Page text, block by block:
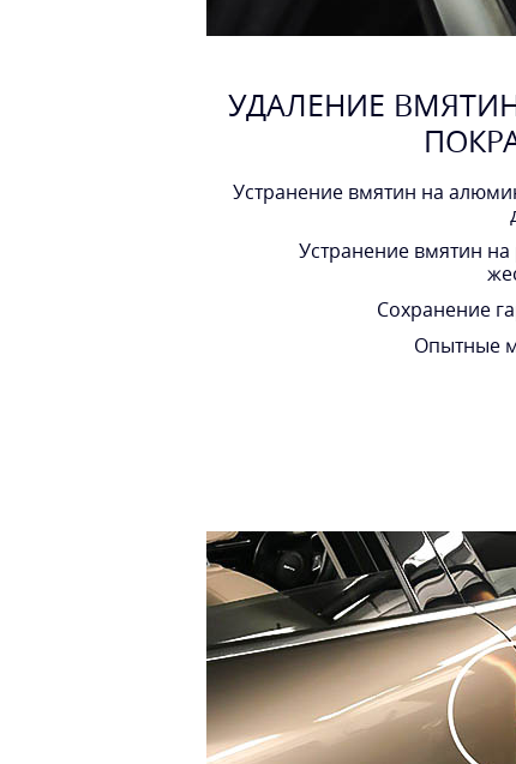
УДАЛЕНИЕ
Устранение вмятин на
Устранение вмятин на
Сохранение
Опытные